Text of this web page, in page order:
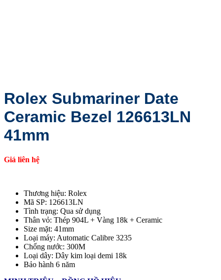
Rolex Submariner Date
Ceramic Bezel 126613LN
41mm
Giá liên hệ
Thương hiệu: Rolex
Mã SP: 126613LN
Tình trạng: Qua sử dụng
Thân vỏ: Thép 904L + Vàng 18k + Ceramic
Size mặt: 41mm
Loại máy: Automatic Calibre 3235
Chống nước: 300M
Loại dây: Dây kim loại demi 18k
Bảo hành 6 năm